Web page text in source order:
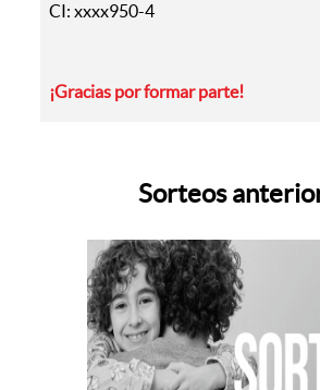
CI: xxxx950-4
¡Gracias por formar parte!
Sorteos